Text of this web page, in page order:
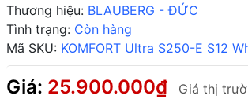
Thương hiệu: BLAUBERG - ĐỨC
Tình trạng: Còn hàng
Mã SKU: KOMFORT Ultra S250-E S12
Giá: 25.900.000₫ Giá thị